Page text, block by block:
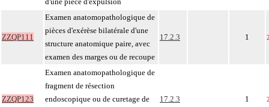
ZZQP111
Examen anatomopathologique de
pièces d'exérèse bilatérale d'une
structure anatomique paire, avec
examen des marges ou de recoupe
17.2.3 1
ZZQP123
Examen anatomopathologique de
fragment de résection
endoscopique ou de curetage de
17.2.3 1